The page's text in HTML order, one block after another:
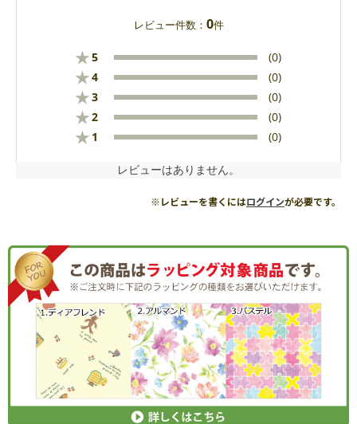
レビュー件数： 0件
★5 (0)
★4 (0)
★3 (0)
★2 (0)
★ 1 (0)
レビューはありません。
※レビューを書くにはログインが必要です。